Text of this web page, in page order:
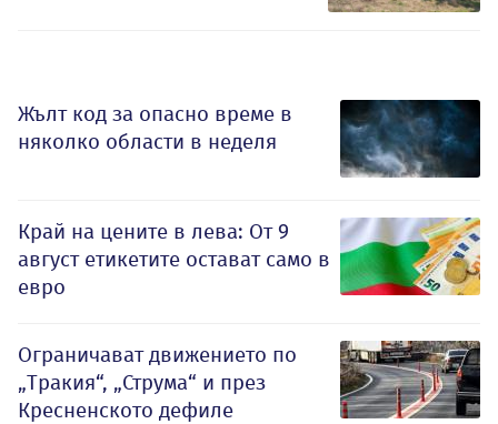
Жълт код за опасно време в
няколко области в неделя
Край на цените в лева: От 9
август етикетите остават само в
евро
Ограничават движението по
„Тракия“, „Струма“ и през
Кресненското дефиле